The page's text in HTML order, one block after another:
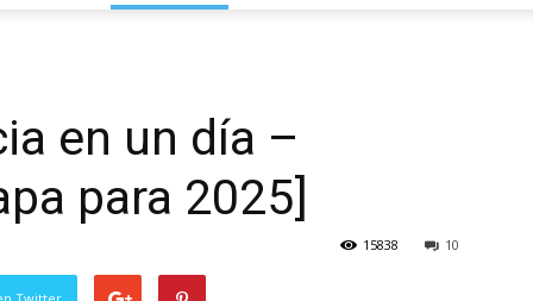
en un día –
para 2025]
10
15838